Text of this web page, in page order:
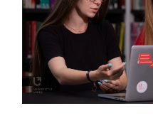
zdjęcia nie ma
ani na wynik kwalifikacji!
z wykazem ocen
- tłumaczenia tych
wykonane przez
Jeżeli nie masz
osobiście, dokumenty
złożyć zaufana osoba
upoważnienia. Można je
tradycyjną na właściwy
stempla pocztowego.
Życzymy powodzenia